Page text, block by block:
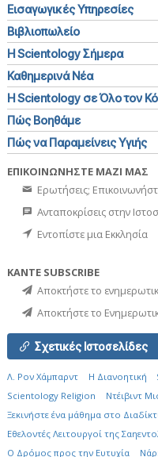
Εισαγωγικές Υπηρεσίες
Βιβλιοπωλείο
Η Scientology Σήμερα
Καθημερινά Νέα
Η Scientology σε Όλο τον
Πώς Βοηθάμε
Πώς να Παραμείνεις Υγιής
ΕΠΙΚΟΙΝΩΝΗΣΤΕ ΜΑΖΙ ΜΑΣ
Ερωτήσεις;
Ανταποκρίσεις στην
Εντοπίστε μια Εκκλησία
ΚΑΝΤΕ SUBSCRIBE
Αποκτήστε το
Αποκτήστε το
Σχετικές Ιστοσελίδες
Λ. Ρον Χάμπαρντ Η Διανοητική
Scientology Religion
Ντέιβιντ
Ξεκινήστε ένα μάθημα στο
Εθελοντές Λειτουργοί της
Ο Δρόμος προς την Ευτυχία